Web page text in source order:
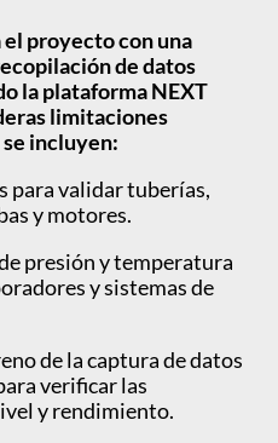
el proyecto con una
de datos
la plataforma NEXT
limitaciones
incluyen:
para validar tuberías,
y motores.
presión y temperatura
y sistemas de
de la captura de datos
verificar las
y rendimiento.